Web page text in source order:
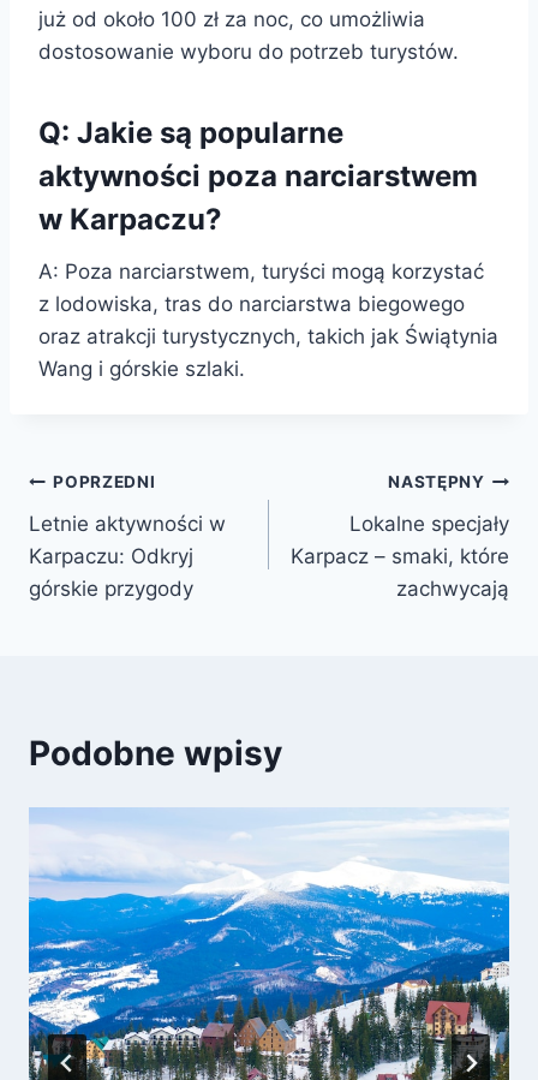
już od około 100 zł za noc, co umożliwia
dostosowanie wyboru do potrzeb turystów.
Q: Jakie są popularne
aktywności poza narciarstwem
w Karpaczu?
A: Poza narciarstwem, turyści mogą korzystać
z lodowiska, tras do narciarstwa biegowego
oraz atrakcji turystycznych, takich jak Świątynia
Wang i górskie szlaki.
Nawigacja
wpisu
POPRZEDNI
Letnie aktywności w
Karpaczu: Odkryj
górskie przygody
NASTĘPNY
Lokalne specjały
Karpacz – smaki, które
zachwycają
Podobne wpisy